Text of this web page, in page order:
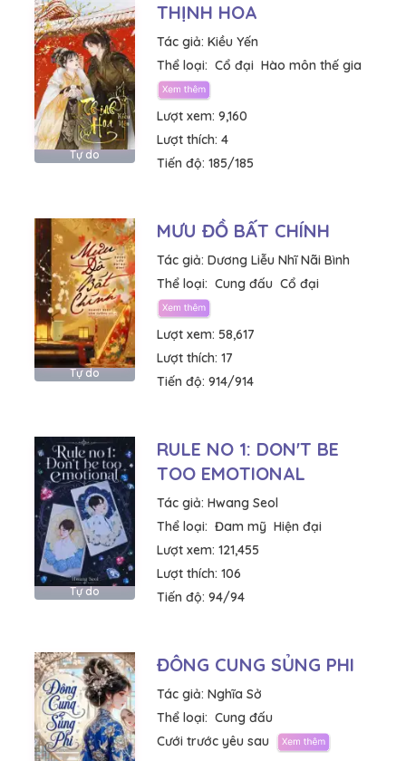
Tự do
THỊNH HOA
Tác giả: Kiều Yến
Thể loại: Cổ đại Hào môn thế gia
Lượt xem: 9,160
Lượt thích: 4
Tiến độ: 185/185
Tự do
MƯU ĐỒ BẤT CHÍNH
Tác giả: Dương Liễu Nhĩ Nãi Bình
Thể loại: Cung đấu Cổ đại
Lượt xem: 58,617
Lượt thích: 17
Tiến độ: 914/914
Tự do
RULE NO 1: DON'T BE
TOO EMOTIONAL
Tác giả: Hwang Seol
Thể loại: Đam mỹ Hiện đại
Lượt xem: 121,455
Lượt thích: 106
Tiến độ: 94/94
ĐÔNG CUNG SỦNG PHI
Tác giả: Nghĩa Sở
Thể loại: Cung đấu
Cưới trước yêu sau